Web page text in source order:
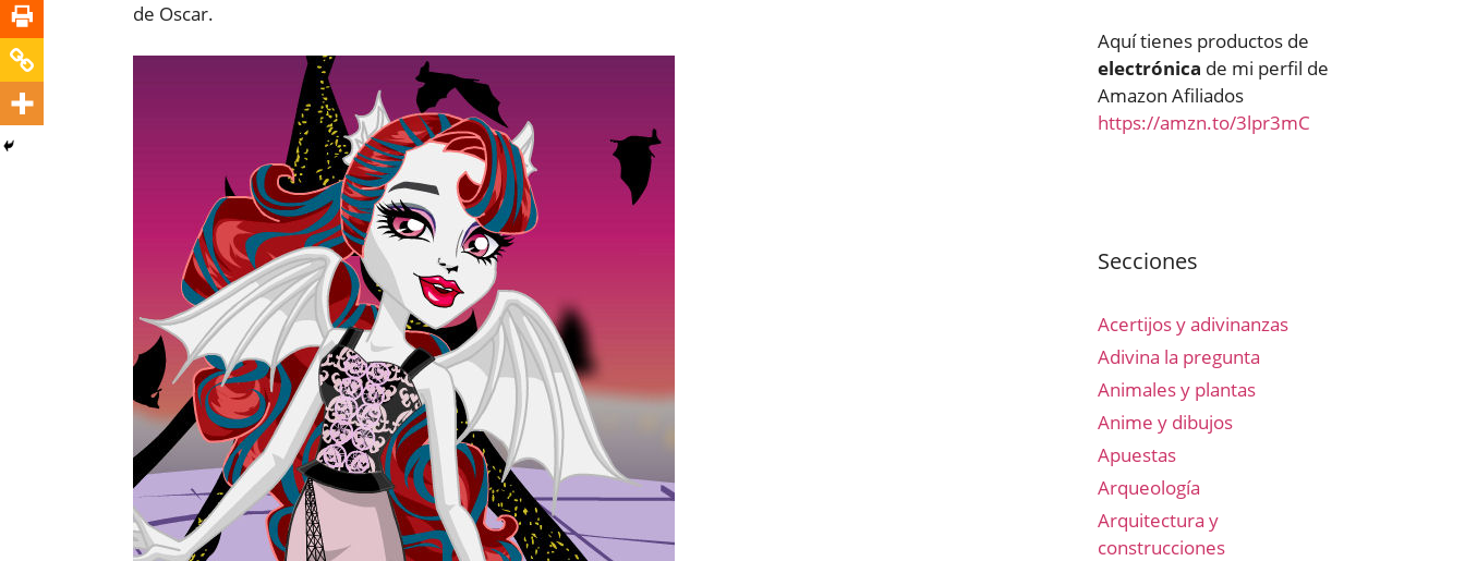
de Oscar.
Aquí tienes productos de
electrónica de mi perfil de
Amazon Afiliados
https://amzn.to/3lpr3mC
Secciones
Acertijos y adivinanzas
Adivina la pregunta
Animales y plantas
Anime y dibujos
Apuestas
Arqueología
Arquitectura y
construcciones